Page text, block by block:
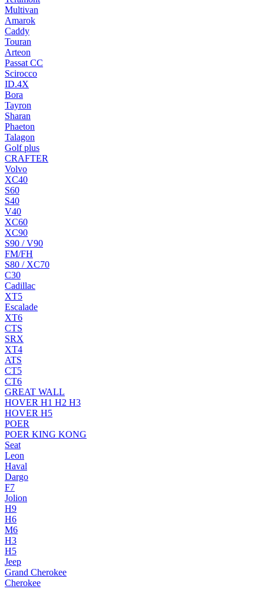
Multivan
Amarok
Caddy
Touran
Arteon
Passat CC
Scirocco
ID.4X
Bora
Tayron
Sharan
Phaeton
Talagon
Golf plus
CRAFTER
Volvo
XC40
S60
S40
V40
XC60
XC90
S90 / V90
FM/FH
S80 / XC70
C30
Cadillac
XT5
Escalade
XT6
CTS
SRX
XT4
ATS
CT5
CT6
GREAT WALL
HOVER H1 H2 H3
HOVER H5
POER
POER KING KONG
Seat
Leon
Haval
Dargo
F7
Jolion
H9
H6
M6
H3
H5
Jeep
Grand Cherokee
Cherokee